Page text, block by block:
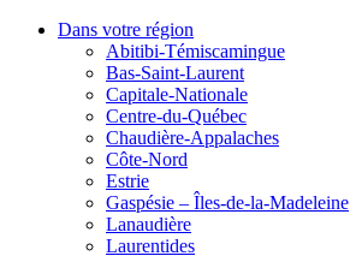
Dans votre région
Abitibi-Témiscamingue
Bas-Saint-Laurent
Capitale-Nationale
Centre-du-Québec
Chaudière-Appalaches
Côte-Nord
Estrie
Gaspésie – Îles-de-la-Madeleine
Lanaudière
Laurentides